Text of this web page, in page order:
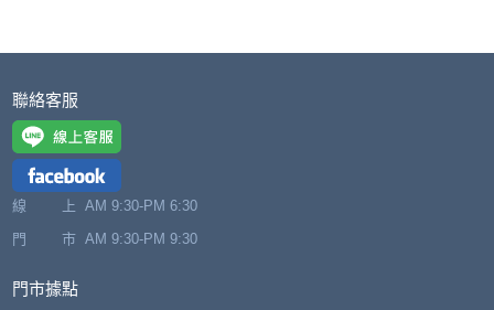
聯絡客服
線 上 AM 9:30-PM 6:30
門 市 AM 9:30-PM 9:30
門市據點